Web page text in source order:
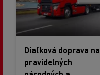
Diaľková doprava na
pravidelných